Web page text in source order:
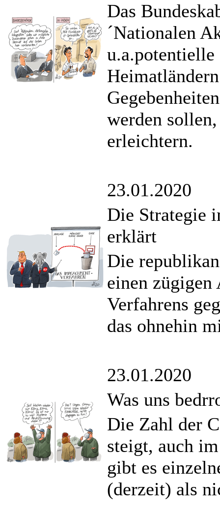
Das
´Nationalen
werden
erleichtern.
23.01.2020
Die Strategie
erklärt
Die
einen zügigen
Verfahrens
das ohnehin
23.01.2020
Was uns
Die Zahl der
steigt, auch
gibt es
(derzeit) als